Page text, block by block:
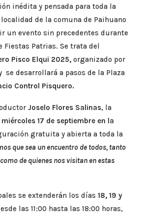
inédita y pensada para toda la
de la comuna de Paihuano
un evento sin precedentes durante
Fiestas Patrias. Se trata del
Pisco Elqui 2025, organizado por
se desarrollará a pasos de la Plaza
Control Pisquero.
Joselo Flores Salinas, la
miércoles 17 de septiembre en la
gratuita y abierta a toda la
que sea un encuentro de todos, tanto
de quienes nos visitan en estas
se extenderán los días 18, 19 y
las 11:00 hasta las 18:00 horas,